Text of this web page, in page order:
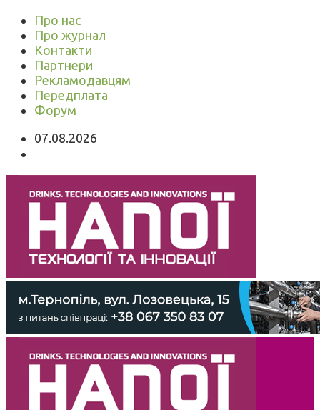
Про нас
Про журнал
Контакти
Партнери
Рекламодавцям
Передплата
Форум
07.08.2026